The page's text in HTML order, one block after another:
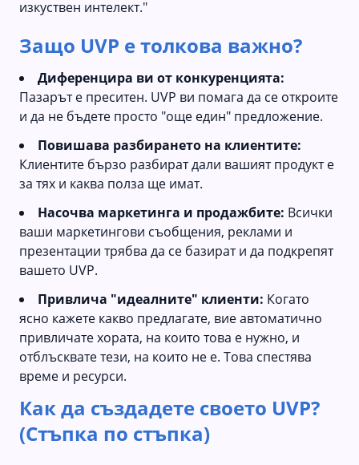
изкуствен интелект."
Защо UVP е толкова важно?
Диференцира ви от конкуренцията:
Пазарът е преситен. UVP ви помага да се откроите
и да не бъдете просто "още един" предложение.
Повишава разбирането на клиентите:
Клиентите бързо разбират дали вашият продукт е
за тях и каква полза ще имат.
Насочва маркетинга и продажбите: Всички
ваши маркетингови съобщения, реклами и
презентации трябва да се базират и да подкрепят
вашето UVP.
Привлича "идеалните" клиенти: Когато
ясно кажете какво предлагате, вие автоматично
привличате хората, на които това е нужно, и
отблъсквате тези, на които не е. Това спестява
време и ресурси.
Как да създадете своето UVP?
(Стъпка по стъпка)